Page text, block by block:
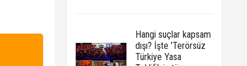
Hangi suçlar kapsam
dışı? İşte 'Terörsüz
Türkiye Yasa